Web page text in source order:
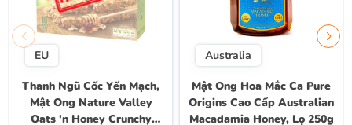
EU
Thanh Ngũ Cốc Yến Mạch,
Mật Ong Nature Valley
Oats 'n Honey Crunchy
Australia
Mật Ong Hoa Mắc Ca Pure
Origins Cao Cấp Australian
Macadamia Honey, Lọ 250g